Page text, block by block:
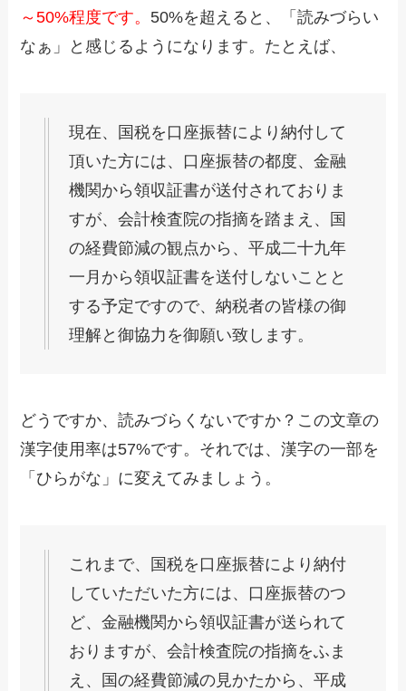
～50%程度です。 50%を超えると、「読みづらい
なぁ」と感じるようになります。たとえば、
現在、国税を口座振替により納付して
頂いた方には、口座振替の都度、金融
機関から領収証書が送付されておりま
すが、会計検査院の指摘を踏まえ、国
の経費節減の観点から、平成二十九年
一月から領収証書を送付しないことと
する予定ですので、納税者の皆様の御
理解と御協力を御願い致します。
どうですか、読みづらくないですか？この文章の
漢字使用率は57%です。それでは、漢字の一部を
「ひらがな」に変えてみましょう。
これまで、国税を口座振替により納付
していただいた方には、口座振替のつ
ど、金融機関から領収証書が送られて
おりますが、会計検査院の指摘をふま
え、国の経費節減の見かたから、平成